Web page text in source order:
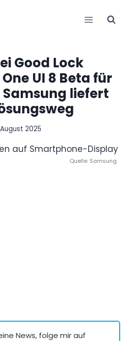
Good Lock
UI 8 Beta für
Samsung liefert
August 2025
Quelle: Samsung
News, folge mir auf